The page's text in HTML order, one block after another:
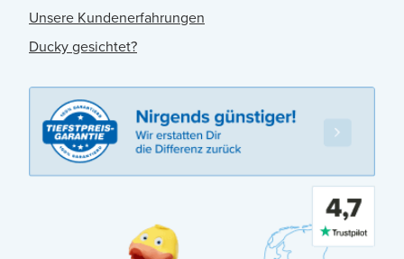
Unsere Kundenerfahrungen
Ducky gesichtet?